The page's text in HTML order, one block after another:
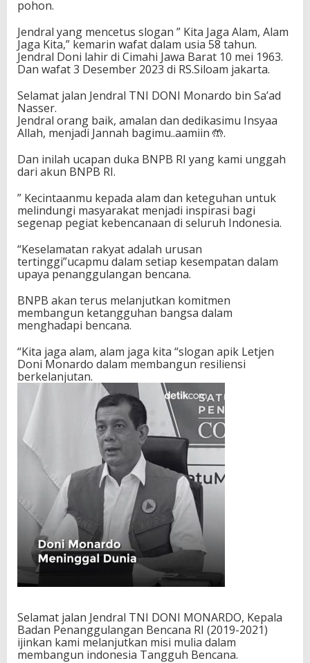
pohon.
Jendral yang mencetus slogan ” Kita Jaga Alam, Alam
Jaga Kita,” kemarin wafat dalam usia 58 tahun.
Jendral Doni lahir di Cimahi Jawa Barat 10 mei 1963.
Dan wafat 3 Desember 2023 di RS.Siloam jakarta.
Selamat jalan Jendral TNI DONI Monardo bin Sa’ad
Nasser.
Jendral orang baik, amalan dan dedikasimu Insyaa
Allah, menjadi Jannah bagimu..aamiin 🤲.
Dan inilah ucapan duka BNPB RI yang kami unggah
dari akun BNPB RI.
” Kecintaanmu kepada alam dan keteguhan untuk
melindungi masyarakat menjadi inspirasi bagi
segenap pegiat kebencanaan di seluruh Indonesia.
“Keselamatan rakyat adalah urusan
tertinggi”ucapmu dalam setiap kesempatan dalam
upaya penanggulangan bencana.
BNPB akan terus melanjutkan komitmen
membangun ketangguhan bangsa dalam
menghadapi bencana.
“Kita jaga alam, alam jaga kita “slogan apik Letjen
Doni Monardo dalam membangun resiliensi
berkelanjutan.
Selamat jalan Jendral TNI DONI MONARDO, Kepala
Badan Penanggulangan Bencana RI (2019-2021)
ijinkan kami melanjutkan misi mulia dalam
membangun indonesia Tangguh Bencana.